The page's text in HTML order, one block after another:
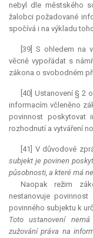
nebyl dle městského
žalobci požadované
spočívá i na výkladu
[39] S ohledem na
věcně vypořádat s
zákona o svobodném
[40] Ustanovení § 2
informacím včleněno
povinnost poskytovat
rozhodnutí a vytváření
[41] V důvodové
subjekt je povinen
působnosti, a které má
Naopak režim
nestanovuje
povinného subjektu k
Toto ustanovení
zužování práva na